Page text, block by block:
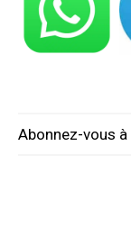
Abonnez-vous